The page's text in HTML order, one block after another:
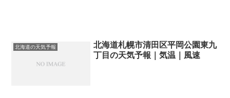
北海道の天気予報
北海道札幌市清田区平岡公園東九
丁目の天気予報｜気温｜風速